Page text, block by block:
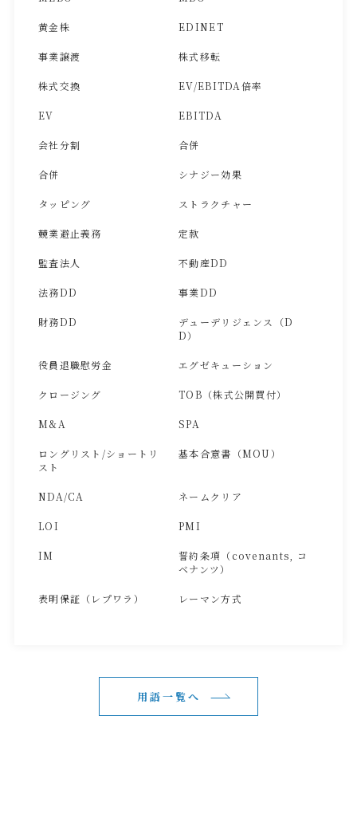
黄金株 EDINET
事業譲渡 株式移転
株式交換 EV/EBITDA倍率
EV EBITDA
会社分割 合併
合併 シナジー効果
タッピング ストラクチャー
競業避止義務 定款
監査法人 不動産DD
法務DD 事業DD
財務DD
デューデリジェンス（D
D）
役員退職慰労金 エグゼキューション
クロージング TOB（株式公開買付）
M&A SPA
ロングリスト/ショートリ
スト
基本合意書（MOU）
NDA/CA ネームクリア
LOI PMI
IM
誓約条項（covenants, コ
ベナンツ）
表明保証（レプワラ） レーマン方式
用語一覧へ